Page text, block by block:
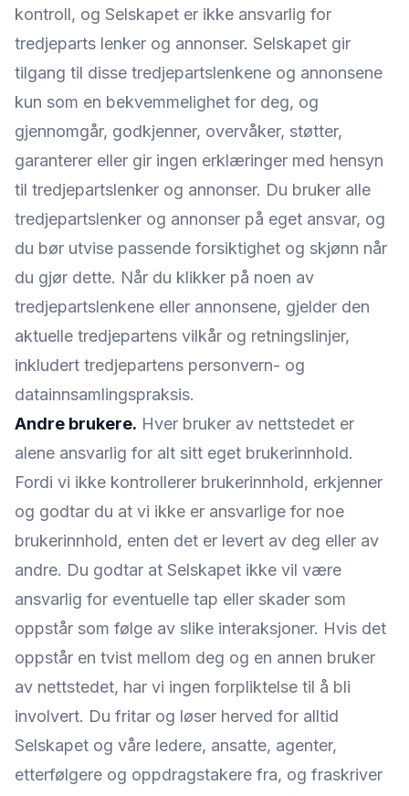
kontroll, og Selskapet er ikke ansvarlig for
tredjeparts lenker og annonser. Selskapet gir
tilgang til disse tredjepartslenkene og annonsene
kun som en bekvemmelighet for deg, og
gjennomgår, godkjenner, overvåker, støtter,
garanterer eller gir ingen erklæringer med hensyn
til tredjepartslenker og annonser. Du bruker alle
tredjepartslenker og annonser på eget ansvar, og
du bør utvise passende forsiktighet og skjønn når
du gjør dette. Når du klikker på noen av
tredjepartslenkene eller annonsene, gjelder den
aktuelle tredjepartens vilkår og retningslinjer,
inkludert tredjepartens personvern- og
datainnsamlingspraksis.
Andre brukere. Hver bruker av nettstedet er
alene ansvarlig for alt sitt eget brukerinnhold.
Fordi vi ikke kontrollerer brukerinnhold, erkjenner
og godtar du at vi ikke er ansvarlige for noe
brukerinnhold, enten det er levert av deg eller av
andre. Du godtar at Selskapet ikke vil være
ansvarlig for eventuelle tap eller skader som
oppstår som følge av slike interaksjoner. Hvis det
oppstår en tvist mellom deg og en annen bruker
av nettstedet, har vi ingen forpliktelse til å bli
involvert. Du fritar og løser herved for alltid
Selskapet og våre ledere, ansatte, agenter,
etterfølgere og oppdragstakere fra, og fraskriver